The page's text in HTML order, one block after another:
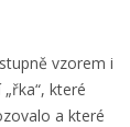
vzorem i
které
a které